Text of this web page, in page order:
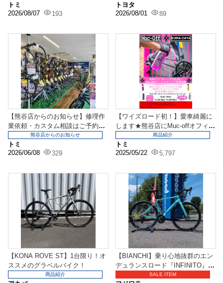
トミ
2026/08/07
193
トヨタ
2026/08/01
89
【熊谷店からのお知らせ】修理作
業依頼・カスタム相談はご予約い
ただければスムーズに...
トミ
2026/06/08
329
熊谷店からのお知らせ
【ワイズロード初！】愛車綺麗に
します★熊谷店にMuc-offオフィシ
ャル洗車ブー...
トミ
2025/05/22
5,797
商品紹介
【KONA ROVE ST】1台限り！オ
ススメのグラベルバイク！
商品紹介
【BIANCHI】乗り心地抜群のエン
デュランスロード『INFINITO』キ
SALE ITEM